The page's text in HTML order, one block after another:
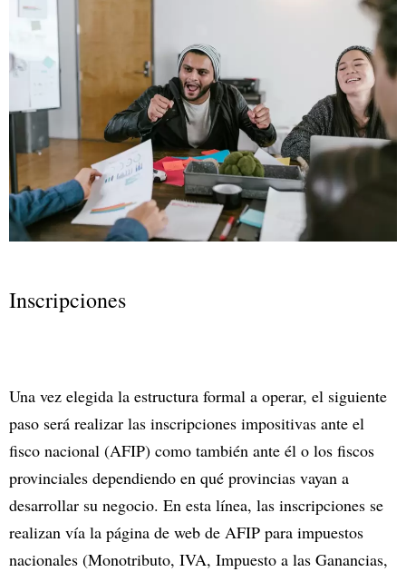
Inscripciones
Una vez elegida la estructura formal a operar, el siguiente
paso será realizar las inscripciones impositivas ante el
fisco nacional (AFIP) como también ante él o los fiscos
provinciales dependiendo en qué provincias vayan a
desarrollar su negocio. En esta línea, las inscripciones se
realizan vía la página de web de AFIP para impuestos
nacionales (Monotributo, IVA, Impuesto a las Ganancias,